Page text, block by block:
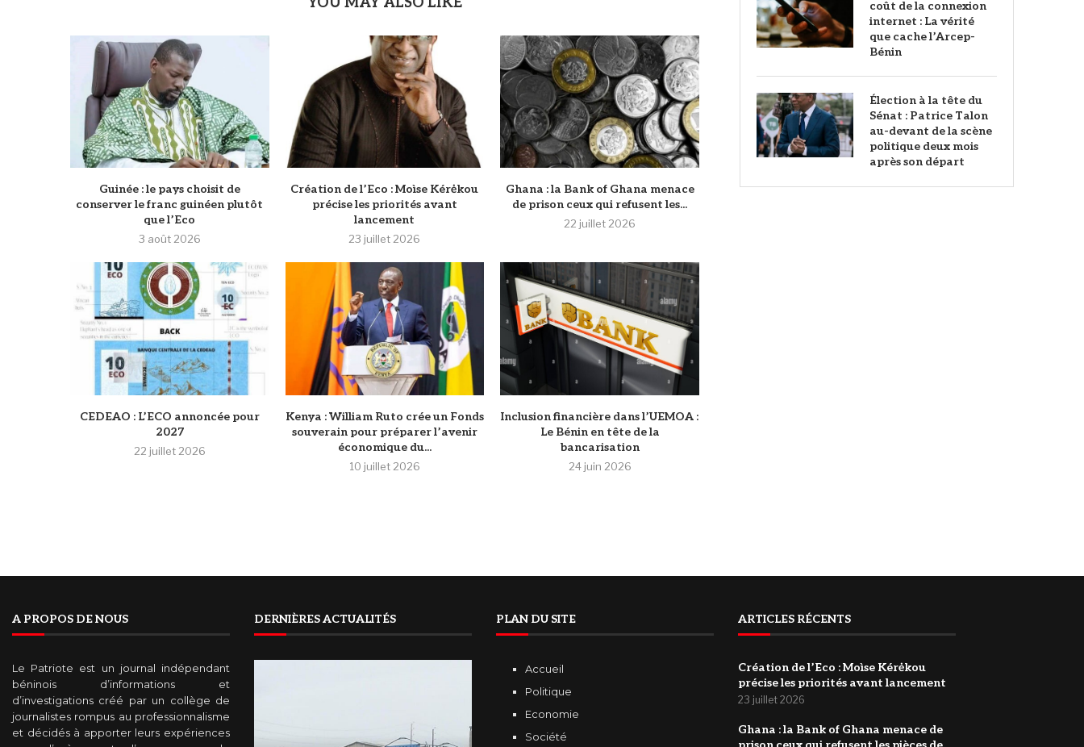
Guinée : le pays choisit de
conserver le franc guinéen plutôt
que l’Eco
3 août 2026
Création de l’Eco : Moìse Kérėkou
précise les priorités avant
lancement
23 juillet 2026
‎Ghana : la Bank of Ghana menace
de prison ceux qui refusent les...
22 juillet 2026
‎CEDEAO : L’ECO annoncée pour
2027
22 juillet 2026
Kenya : William Ruto crée un Fonds
souverain pour préparer l’avenir
économique du...
10 juillet 2026
Inclusion financière dans l’UEMOA :
Le Bénin en tête de la
bancarisation
24 juin 2026
coût de la connexion
internet : La vérité
que cache l’Arcep-
Bénin
Élection à la tête du
Sénat : Patrice Talon
au-devant de la scène
politique deux mois
après son départ
A PROPOS DE NOUS
Le Patriote est un journal indépendant
béninois d’informations et
d’investigations créé par un collège de
journalistes rompus au professionnalisme
et décidés à apporter leurs expériences
DERNIÈRES ACTUALITÉS PLAN DU SITE
Accueil
Politique
Economie
Société
ARTICLES RÉCENTS
Création de l’Eco : Moìse Kérėkou
précise les priorités avant lancement
23 juillet 2026
‎Ghana : la Bank of Ghana menace de